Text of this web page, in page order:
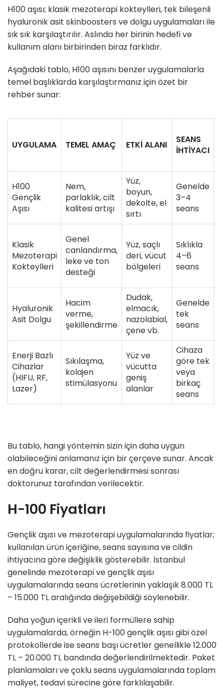
H100 aşısı; klasik mezoterapi kokteylleri, tek bileşenli
hyaluronik asit skinboosters ve dolgu uygulamaları ile
sık sık karşılaştırılır. Aslında her birinin hedefi ve
kullanım alanı birbirinden biraz farklıdır.
Aşağıdaki tablo, H100 aşısını benzer uygulamalarla
temel başlıklarda karşılaştırmanız için özet bir
rehber sunar:
UYGULAMA TEMEL AMAÇ ETKI ALANI
SEANS
İHTIYACI
H100
Gençlik
Aşısı
Nem,
parlaklık, cilt
kalitesi artışı
Yüz,
boyun,
dekolte, el
sırtı
Genelde
3–4
seans
Klasik
Mezoterapi
Kokteylleri
Genel
canlandırma,
leke ve ton
desteği
Yüz, saçlı
deri, vücut
bölgeleri
Sıklıkla
4–6
seans
Hyaluronik
Asit Dolgu
Hacim
verme,
şekillendirme
Dudak,
elmacık,
nazolabial,
çene vb.
Genelde
tek
seans
Enerji Bazlı
Cihazlar
(HIFU, RF,
Lazer)
Sıkılaşma,
kolajen
stimülasyonu
Yüz ve
vücutta
geniş
alanlar
Cihaza
göre tek
veya
birkaç
seans
Bu tablo, hangi yöntemin sizin için daha uygun
olabileceğini anlamanız için bir çerçeve sunar. Ancak
en doğru karar, cilt değerlendirmesi sonrası
doktorunuz tarafından verilecektir.
H-100 Fiyatları
Gençlik aşısı ve mezoterapi uygulamalarında fiyatlar;
kullanılan ürün içeriğine, seans sayısına ve cildin
ihtiyacına göre değişiklik gösterebilir. İstanbul
genelinde mezoterapi ve gençlik aşısı
uygulamalarında seans ücretlerinin yaklaşık 8.000 TL
– 15.000 TL aralığında değişebildiği söylenebilir.
Daha yoğun içerikli ve ileri formüllere sahip
uygulamalarda, örneğin H-100 gençlik aşısı gibi özel
protokollerde ise seans başı ücretler genellikle 12.000
TL – 20.000 TL bandında değerlendirilmektedir. Paket
planlamaları ve çoklu seans uygulamalarında toplam
maliyet, tedavi sürecine göre farklılaşabilir.